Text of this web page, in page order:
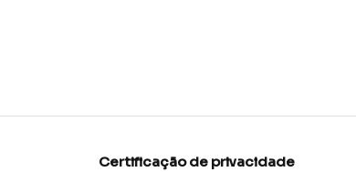
Certificação de privacidade